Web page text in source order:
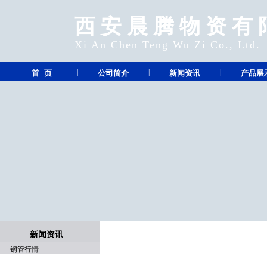
西安晨腾物资有
Xi An Chen Teng Wu Zi Co., Ltd.
首 页 公司简介 新闻资讯 产品展
新闻资讯
· 钢管行情